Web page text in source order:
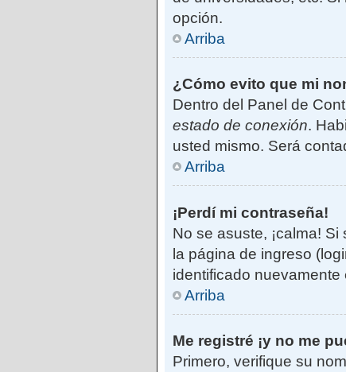
opción.
Arriba
¿Cómo evito que mi
Dentro del Panel de
estado de conexión.
usted mismo. Será
Arriba
¡Perdí mi contraseña!
No se asuste, ¡calma!
la página de ingreso
identificado
Arriba
Me registré ¡y no me
Primero, verifique su